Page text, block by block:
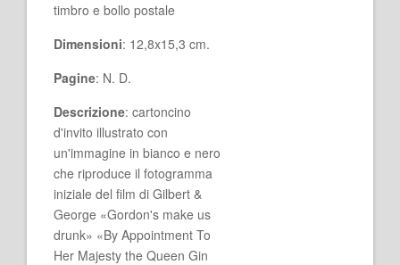
timbro e bollo postale
Dimensioni: 12,8x15,3 cm.
Pagine: N. D.
Descrizione: cartoncino
d'invito illustrato con
un'immagine in bianco e nero
che riproduce il fotogramma
iniziale del film di Gilbert &
George «Gordon's make us
drunk» «By Appointment To
Her Majesty the Queen Gin